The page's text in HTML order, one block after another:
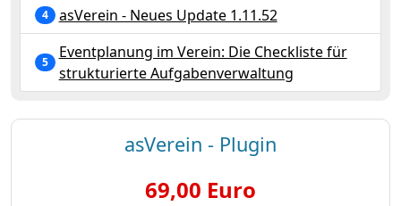
4 asVerein - Neues Update 1.11.52
5
Eventplanung im Verein: Die Checkliste für
strukturierte Aufgabenverwaltung
asVerein - Plugin
69,00 Euro